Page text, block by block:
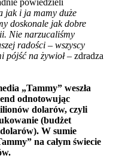
powiedzieli
jak i ja mamy duże
doskonale jak dobre
Nie narzucaliśmy
radości – wszyscy
pójść na żywioł– zdradza
„Tammy” weszła
odnotowując
dolarów, czyli
(budżet
W sumie
na całym świecie